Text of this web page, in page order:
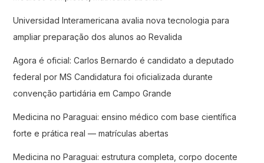
Universidad Interamericana avalia nova tecnologia para
ampliar preparação dos alunos ao Revalida
Agora é oficial: Carlos Bernardo é candidato a deputado
federal por MS Candidatura foi oficializada durante
convenção partidária em Campo Grande
Medicina no Paraguai: ensino médico com base científica
forte e prática real — matrículas abertas
Medicina no Paraguai: estrutura completa, corpo docente